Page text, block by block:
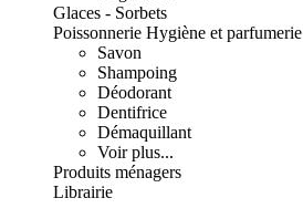
Glaces - Sorbets
Poissonnerie Hygiène et parfumerie
Savon
Shampoing
Déodorant
Dentifrice
Démaquillant
Voir plus...
Produits ménagers
Librairie